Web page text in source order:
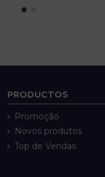
PRODUCTOS
Promoção
Novos produtos
Top de Vendas